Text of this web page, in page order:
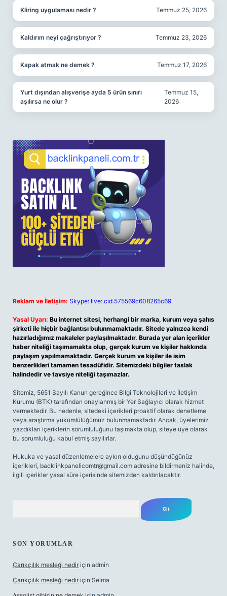
Kliring uygulaması nedir ? Temmuz 25, 2026
Kaldırım neyi çağrıştırıyor ? Temmuz 23, 2026
Kapak atmak ne demek ? Temmuz 17, 2026
Yurt dışından alışverişe ayda 5 ürün sınırı
aşılırsa ne olur ?
Temmuz 15,
2026
Reklam ve İletişim: Skype: live:.cid.575569c608265c69
Yasal Uyarı: Bu internet sitesi, herhangi bir marka, kurum veya şahıs
şirketi ile hiçbir bağlantısı bulunmamaktadır. Sitede yalnızca kendi
hazırladığımız makaleler paylaşılmaktadır. Burada yer alan içerikler
haber niteliği taşımamakta olup, gerçek kurum ve kişiler hakkında
paylaşım yapılmamaktadır. Gerçek kurum ve kişiler ile isim
benzerlikleri tamamen tesadüfidir. Sitemizdeki bilgiler taslak
halindedir ve tavsiye niteliği taşımazlar.
Sitemiz, 5651 Sayılı Kanun gereğince Bilgi Teknolojileri ve İletişim
Kurumu (BTK) tarafından onaylanmış bir Yer Sağlayıcı olarak hizmet
vermektedir. Bu nedenle, sitedeki içerikleri proaktif olarak denetleme
veya araştırma yükümlülüğümüz bulunmamaktadır. Ancak, üyelerimiz
yazdıkları içeriklerin sorumluluğunu taşımakta olup, siteye üye olarak
bu sorumluluğu kabul etmiş sayılırlar.
Hukuka ve yasal düzenlemelere aykırı olduğunu düşündüğünüz
içerikleri, backlinkpanelicomtr@gmail.com adresine bildirmeniz halinde,
ilgili içerikler yasal süre içerisinde sitemizden kaldırılacaktır.
SON YORUMLAR
Çarıkçılık mesleği nedir için admin
Çarıkçılık mesleği nedir için Selma